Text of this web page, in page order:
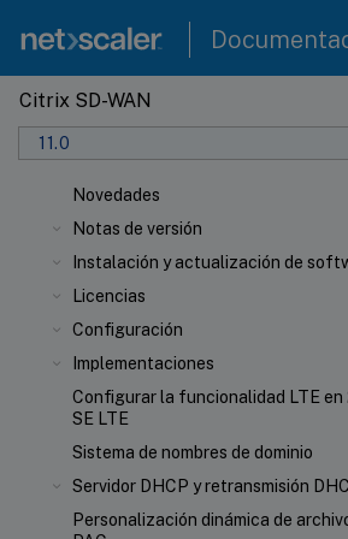
Citrix SD-WAN
11.0
Novedades
Notas de versión
Instalación y actualización de
Licencias
Configuración
Implementaciones
Configurar la funcionalidad LTE en
SE LTE
Sistema de nombres de dominio
Servidor DHCP y retransmisión
Personalización dinámica de